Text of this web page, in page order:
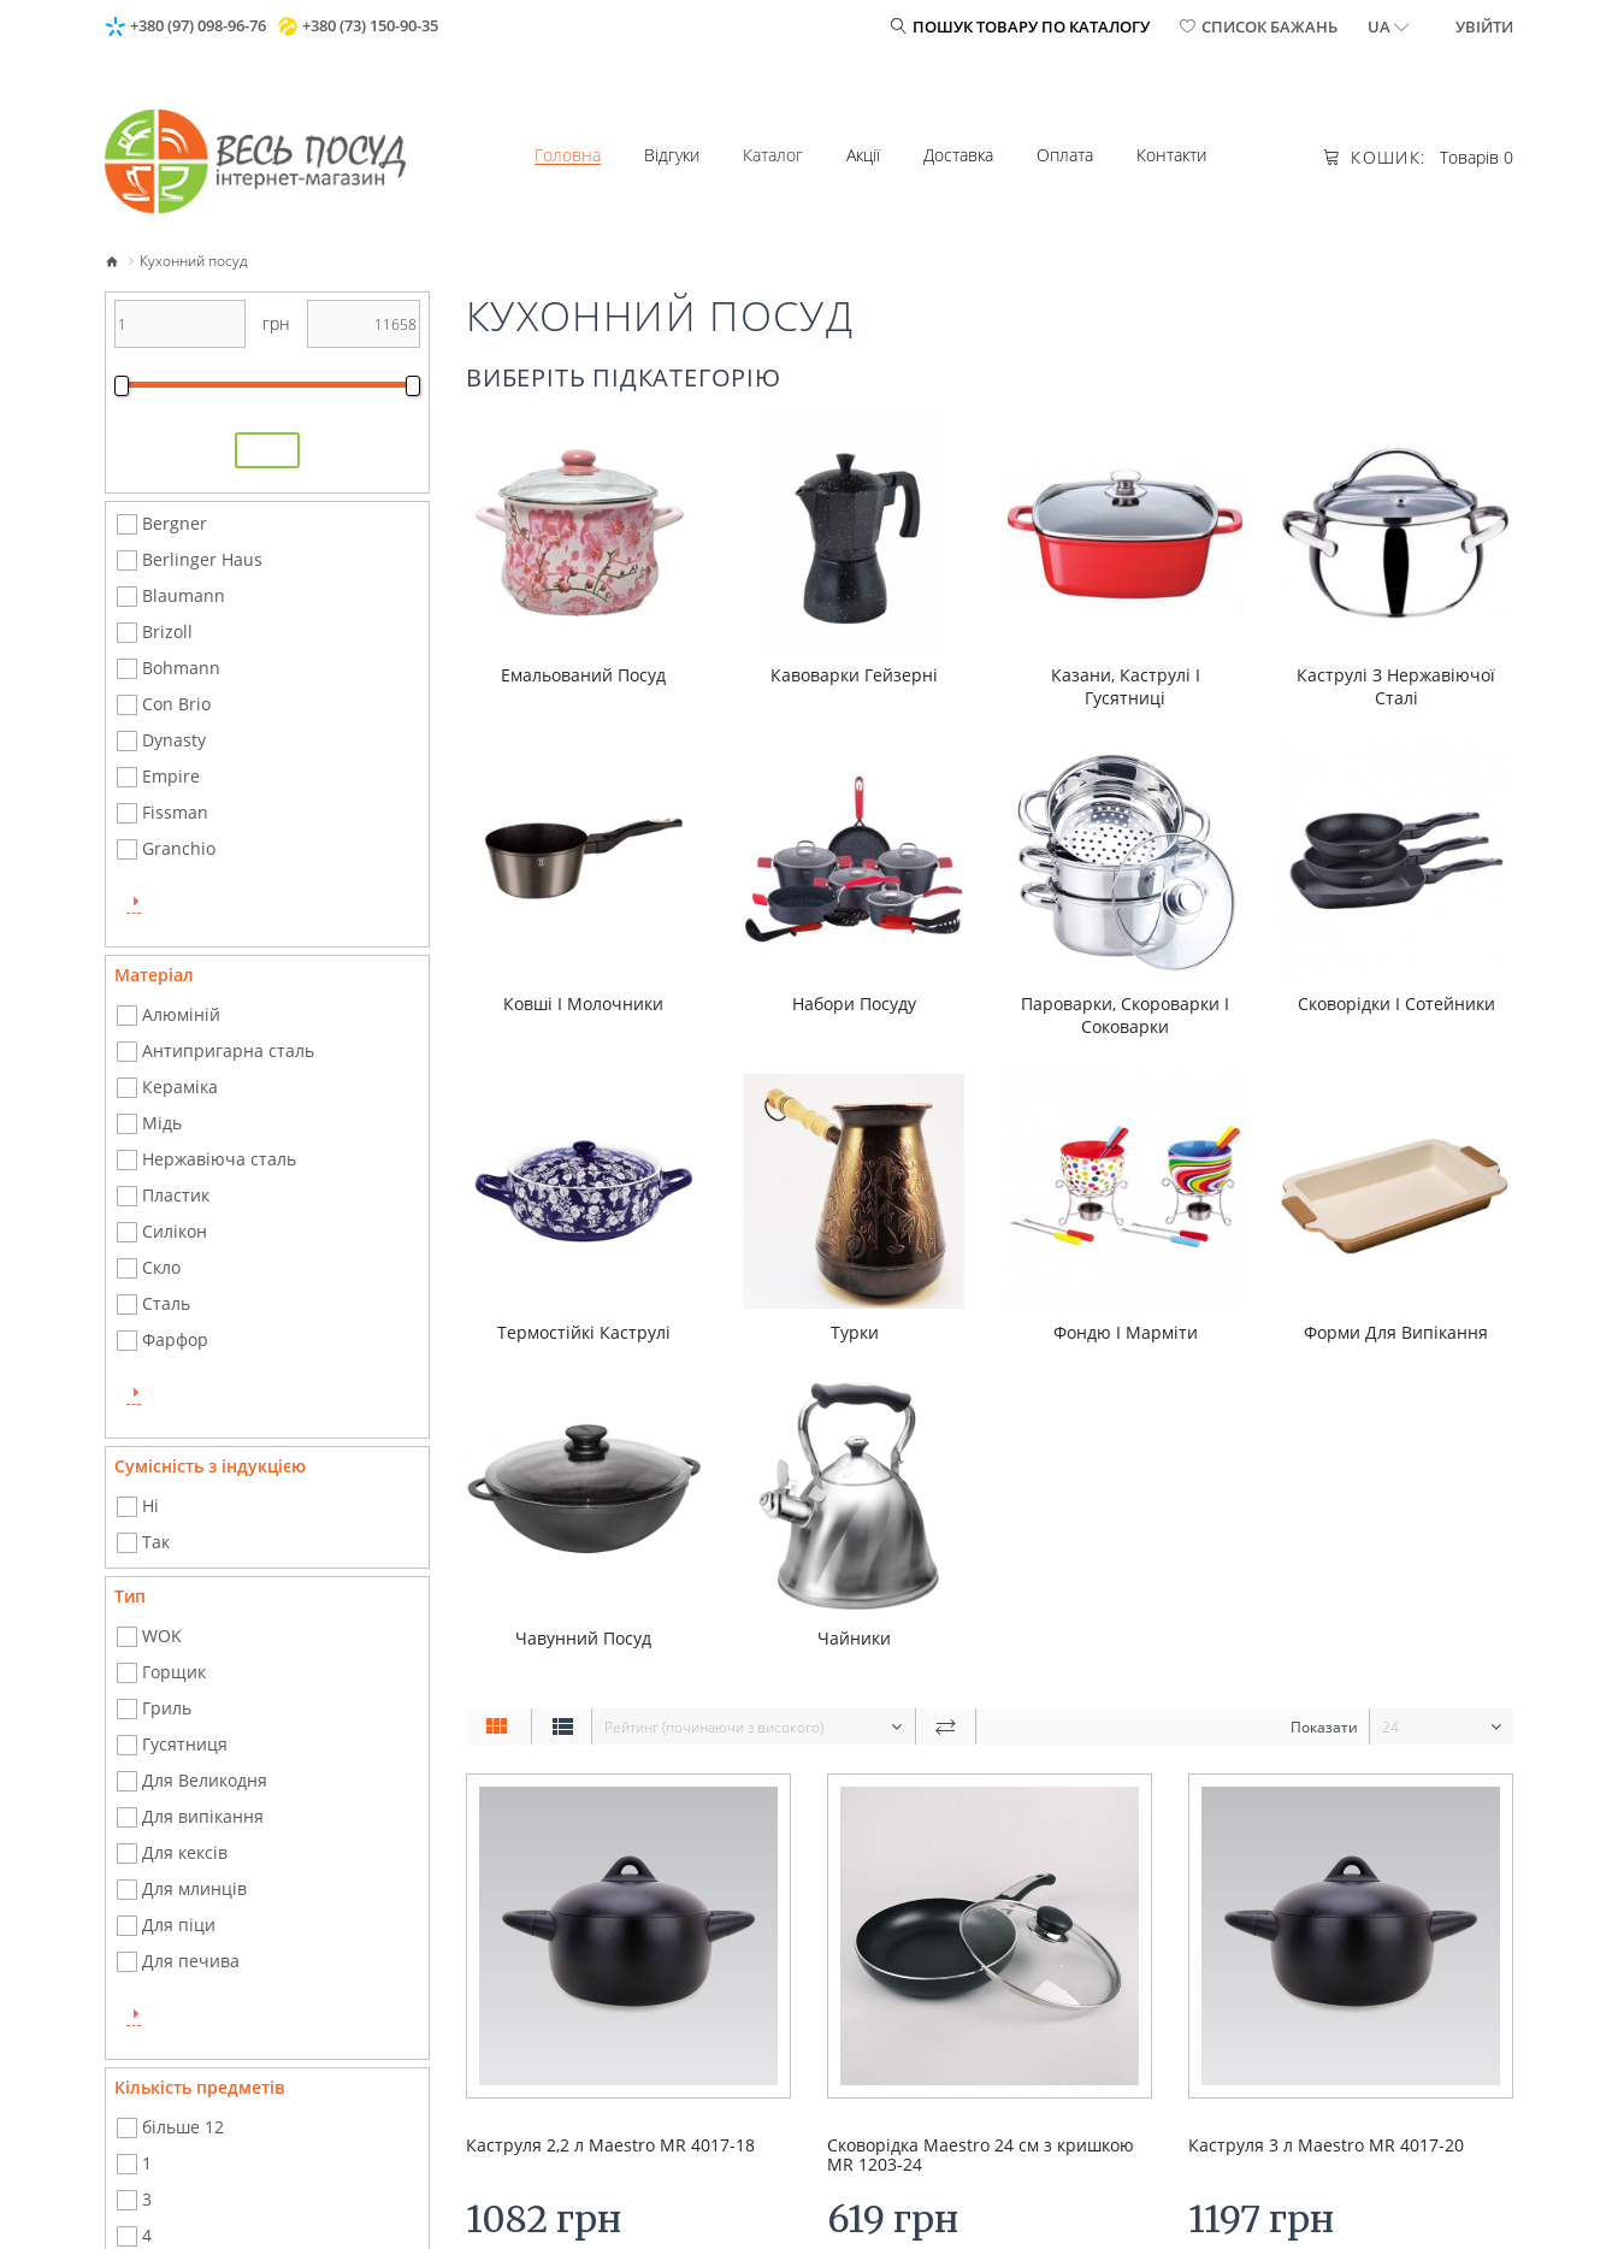
+380 (97) 098-96-76 +380 (73) 150-90-35 ПОШУК ТОВАРУ ПО КАТАЛОГУ СПИСОК БАЖАНЬ UA УВІЙТИ
КОШИК: Товарів 0
Головна Відгуки Каталог Акції Доставка Оплата Контакти
Кухонний посуд
грн
Bergner
Berlinger Haus
Blaumann
Brizoll
Bоhmann
Con Brio
Dynasty
Empire
Fissman
Granchio
Матеріал
Алюміній
Антипригарна сталь
Кераміка
Мідь
Нержавіюча сталь
Пластик
Силікон
Скло
Сталь
Фарфор
Сумісність з індукцією
Ні
Так
Тип
WOK
Горщик
Гриль
Гусятниця
Для Великодня
Для випікання
Для кексів
Для млинців
Для піци
Для печива
Кількість предметів
більше 12
1
3
4
КУХОННИЙ ПОСУД
ВИБЕРІТЬ ПІДКАТЕГОРІЮ
Емальований Посуд Кавоварки Гейзерні
Казани, Каструлі І
Гусятниці
Каструлі З Нержавіючої
Сталі
Ковші І Молочники Набори Посуду
Пароварки, Скороварки І
Соковарки
Сковорідки І Сотейники
Термостійкі Каструлі Турки Фондю І Марміти Форми Для Випікання
Чавунний Посуд Чайники
Рейтинг (починаючи з високого) Показати 24
Каструля 2,2 л Maestro MR 4017-18
1082 грн
Сковорідка Maestro 24 см з кришкою
MR 1203-24
619 грн
Каструля 3 л Maestro MR 4017-20
1197 грн